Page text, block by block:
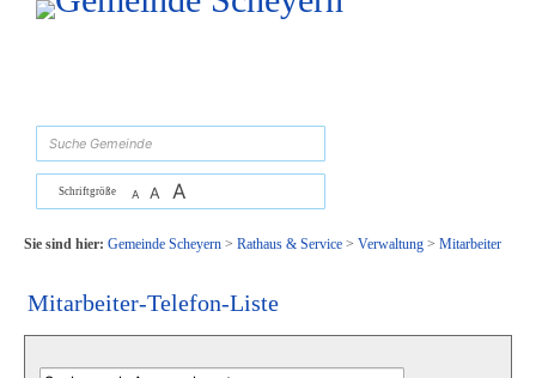
Zum Inhalt, zur Navigationoder zur Startseite springen.
Schriftgröße A A A
Sie sind hier: Gemeinde Scheyern> Rathaus & Service> Verwaltung> Mitarbeiter
Mitarbeiter-Telefon-Liste